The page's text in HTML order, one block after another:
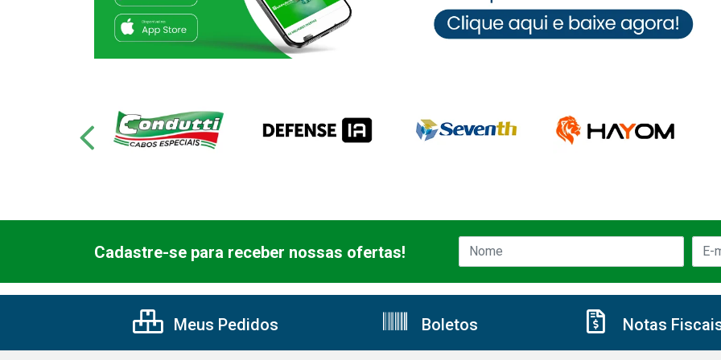
Cadastre-se para receber nossas ofertas!
Meus Pedidos Boletos Notas